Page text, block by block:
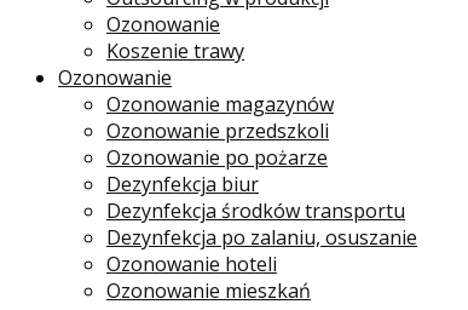
Ozonowanie
Koszenie trawy
Ozonowanie
Ozonowanie magazynów
Ozonowanie przedszkoli
Ozonowanie po pożarze
Dezynfekcja biur
Dezynfekcja środków transportu
Dezynfekcja po zalaniu, osuszanie
Ozonowanie hoteli
Ozonowanie mieszkań